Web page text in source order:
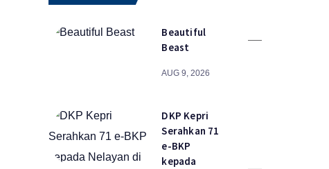
Beautiful
Beast
AUG 9, 2026
DKP Kepri
Serahkan 71
e-BKP
kepada